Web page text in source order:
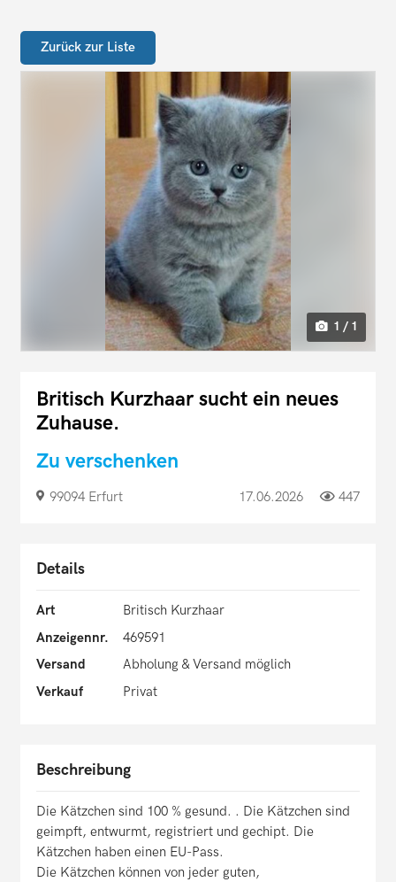
Zurück zur Liste
1 / 1
Britisch Kurzhaar sucht ein neues
Zuhause.
Zu verschenken
99094 Erfurt 17.06.2026 447
Details
Art
Britisch Kurzhaar
Anzeigennr.
469591
Versand
Abholung & Versand möglich
Verkauf
Privat
Beschreibung
Die Kätzchen sind 100 % gesund. . Die Kätzchen sind
geimpft, entwurmt, registriert und gechipt. Die
Kätzchen haben einen EU-Pass.
Die Kätzchen können von jeder guten,